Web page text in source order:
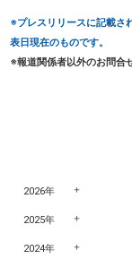
※プレスリリースに記載さ
表日現在のものです。
※報道関係者以外のお問合
2026年
2025年
2024年